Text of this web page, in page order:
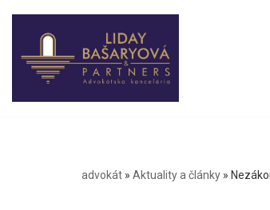
Preskočiť
advokát » Aktuality a články »